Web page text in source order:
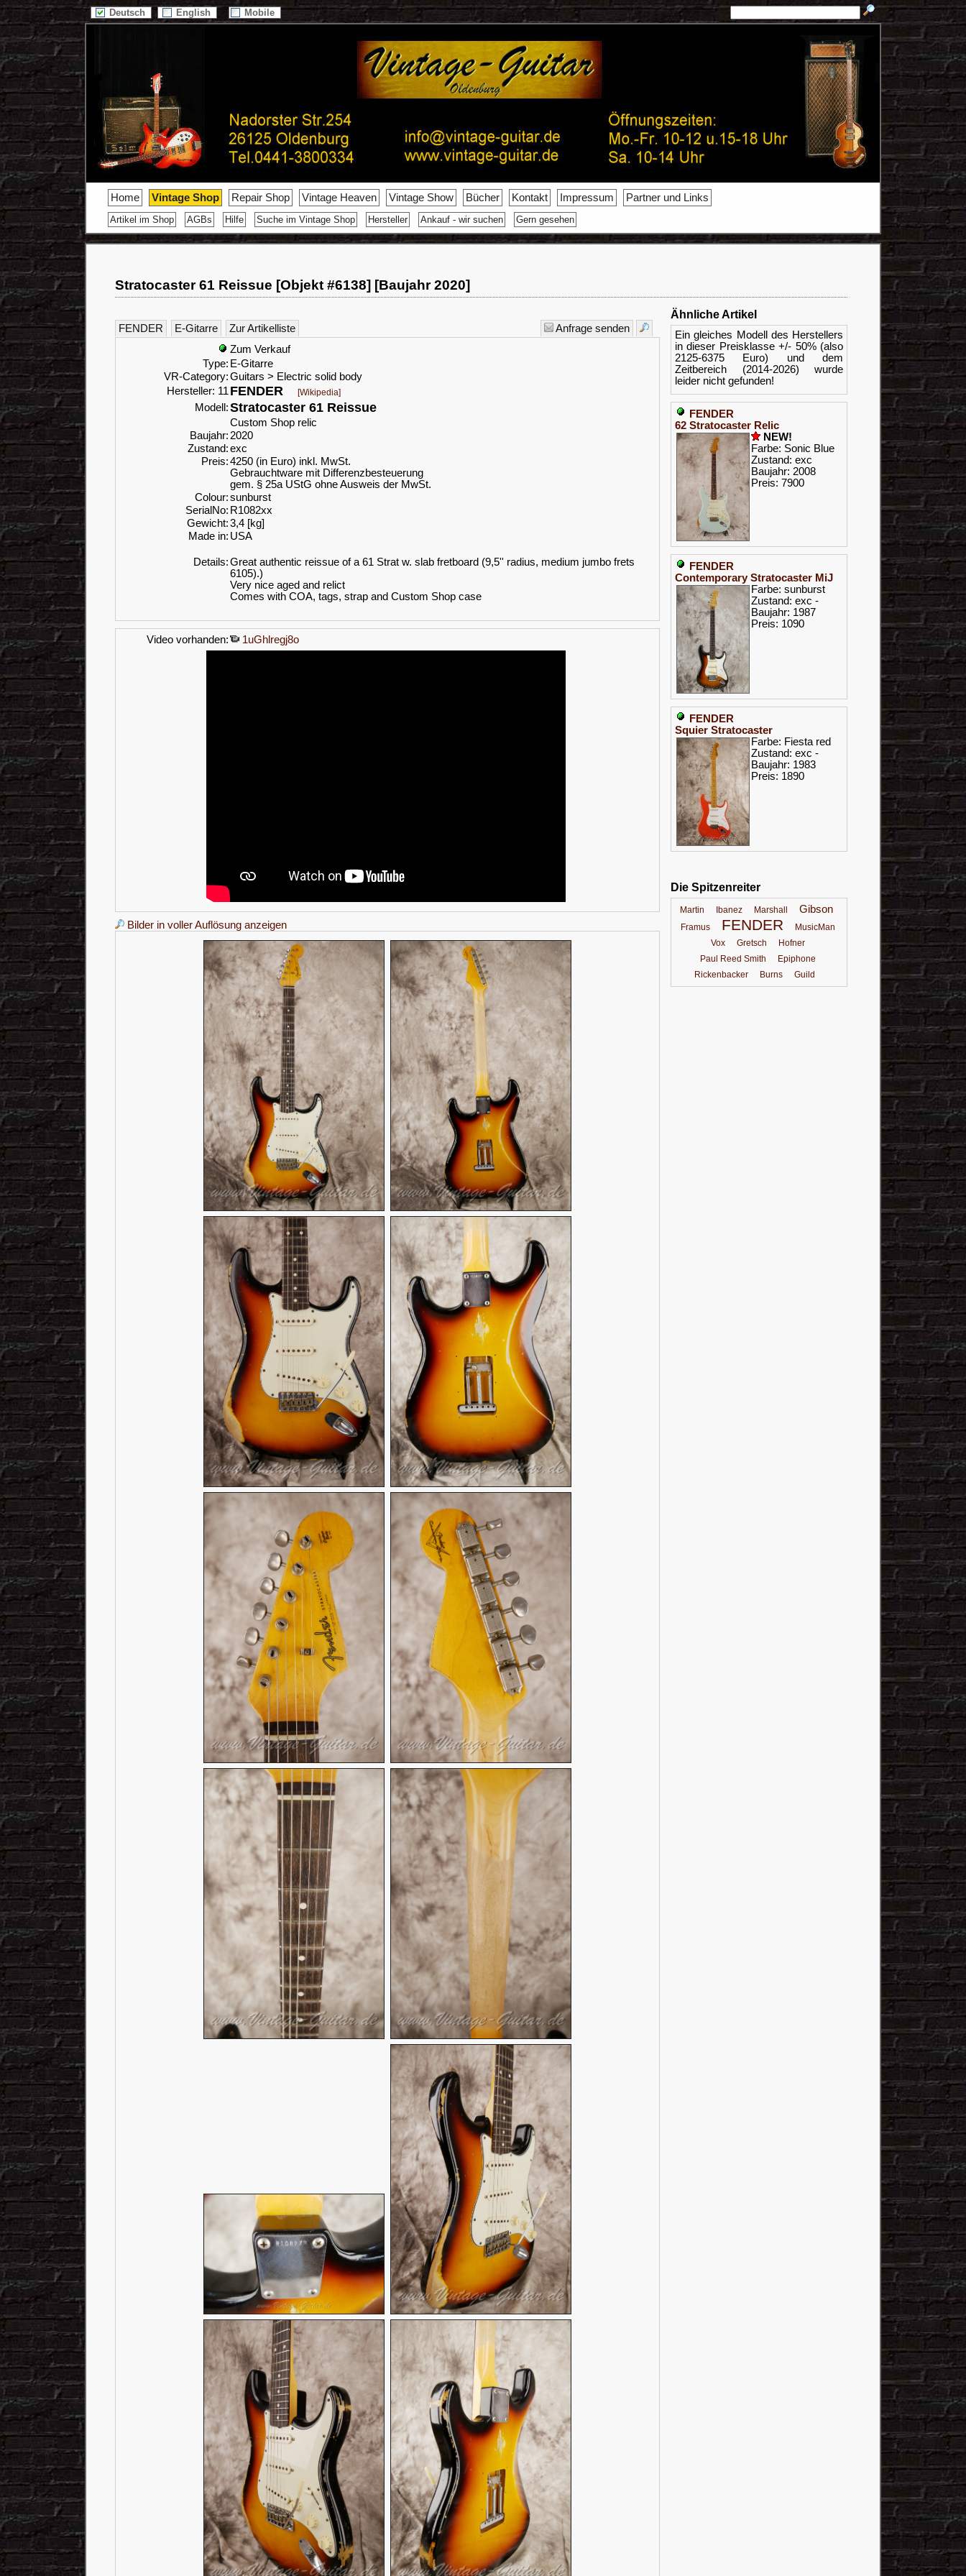
Deutsch English Mobile
Home Vintage Shop Repair Shop Vintage Heaven Vintage Show Bücher Kontakt Impressum Partner und Links
Artikel im Shop AGBs Hilfe Suche im Vintage Shop Hersteller Ankauf - wir suchen Gern gesehen
Stratocaster 61 Reissue [Objekt #6138] [Baujahr 2020]
FENDER E-Gitarre Zur Artikelliste
Anfrage senden
Zum Verkauf
Type: E-Gitarre
VR-Category:Guitars > Electric solid body
Hersteller: 11 FENDER [Wikipedia]
Modell:Stratocaster 61 Reissue
Custom Shop relic
Baujahr: 2020
Zustand:exc
Preis:4250 (in Euro) inkl. MwSt.
Gebrauchtware mit Differenzbesteuerung
gem. § 25a UStG ohne Ausweis der MwSt.
Colour:sunburst
SerialNo: R1082xx
Gewicht:3,4 [kg]
Made in: USA
Details:Great authentic reissue of a 61 Strat w. slab fretboard (9,5'' radius, medium jumbo frets
6105).)
Very nice aged and relict
Comes with COA, tags, strap and Custom Shop case
Video vorhanden: 1uGhlregj8o
Bilder in voller Auflösung anzeigen
Ähnliche Artikel
Ein gleiches Modell des Herstellers
in dieser Preisklasse +/- 50% (also
2125-6375 Euro) und dem
Zeitbereich (2014-2026) wurde
leider nicht gefunden!
FENDER
62 Stratocaster Relic
NEW!
Farbe: Sonic Blue
Zustand: exc
Baujahr: 2008
Preis: 7900
FENDER
Contemporary Stratocaster MiJ
Farbe: sunburst
Zustand: exc -
Baujahr: 1987
Preis: 1090
FENDER
Squier Stratocaster
Farbe: Fiesta red
Zustand: exc -
Baujahr: 1983
Preis: 1890
Die Spitzenreiter
Martin Ibanez Marshall Gibson
Framus FENDER
MusicMan
Vox
Gretsch
Hofner
Paul Reed Smith
Epiphone
Rickenbacker
Burns Guild